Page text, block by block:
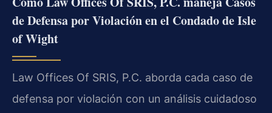
de Defensa por Violación en el Condado de Isle
of Wight
Law Offices Of SRIS, P.C. aborda cada caso de
defensa por violación con un análisis cuidadoso